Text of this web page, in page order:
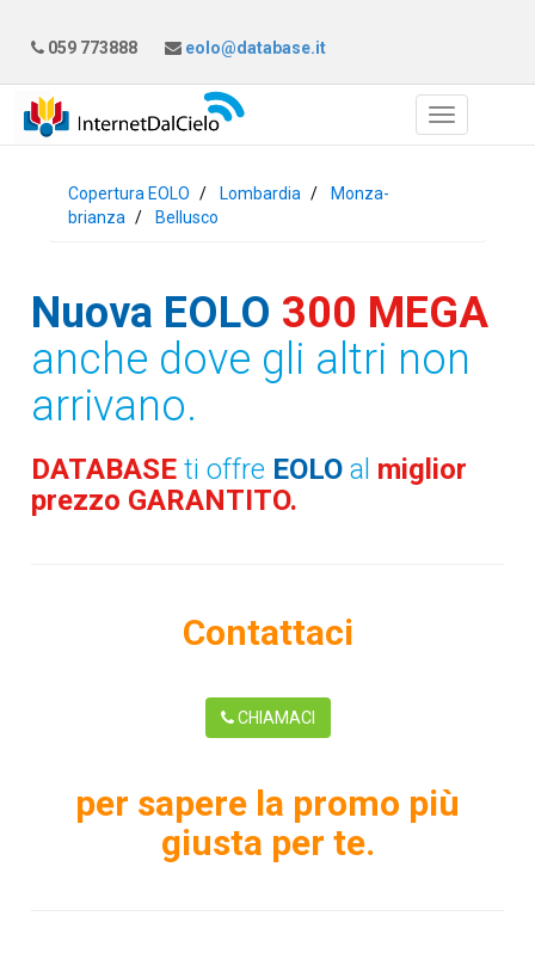
059 773888 eolo@database.it
Copertura EOLO Lombardia
Monza-
brianza
Bellusco
Nuova EOLO 300 MEGA
anche dove gli altri non
arrivano.
DATABASEti offre EOLO al miglior
prezzo GARANTITO.
Contattaci
CHIAMACI
per sapere la promo più
giusta per te.